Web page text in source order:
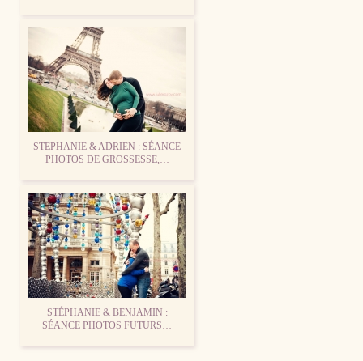
STEPHANIE & ADRIEN : SÉANCE
PHOTOS DE GROSSESSE,…
STÉPHANIE & BENJAMIN :
SÉANCE PHOTOS FUTURS…